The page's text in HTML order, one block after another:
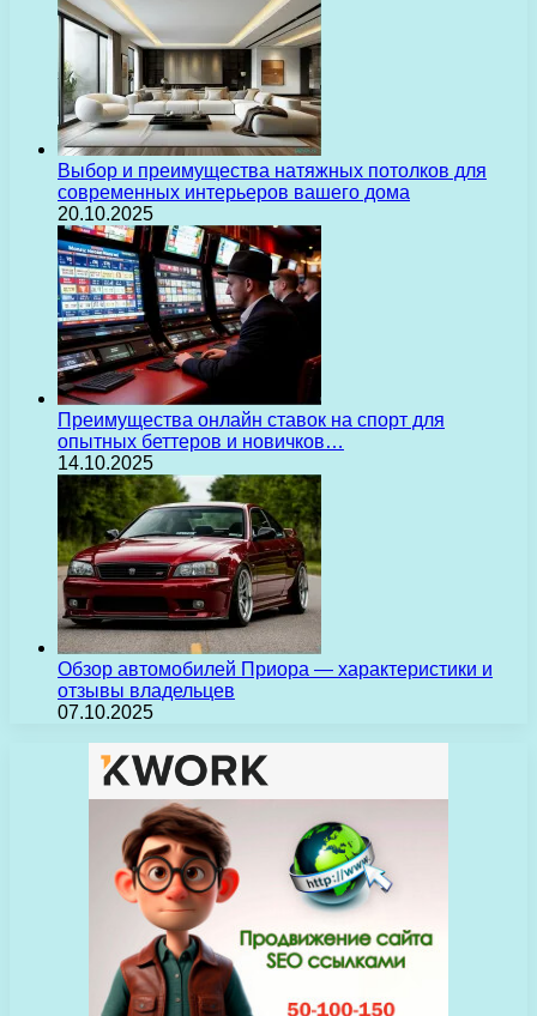
Выбор и преимущества натяжных потолков для
современных интерьеров вашего дома
20.10.2025
Преимущества онлайн ставок на спорт для
опытных беттеров и новичков…
14.10.2025
Обзор автомобилей Приора — характеристики и
отзывы владельцев
07.10.2025